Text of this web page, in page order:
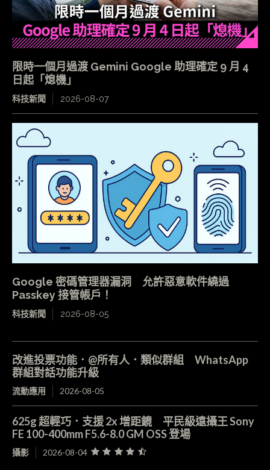
限時一個月過渡 Gemini Google 助理確定 9 月 4
日起「熄機」
科技新聞 2026-08-07
Google 密碼管理器漏洞 允許惡意軟件繞過
Passkey 接管帳戶！
科技新聞 2026-08-05
改進投票功能．@所有人．類似群組 WhatsApp
群組對話功能升級
流動應用 2026-08-05
625g 超輕巧．支援 2x 增距鏡 平民級遠攝王 Sony
FE 100-400mm F5.6-8.0 GM OSS 登場
攝影 2026-08-04